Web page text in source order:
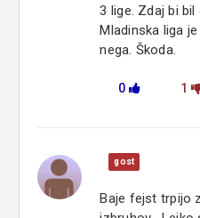
3 lige. Zdaj bi
Mladinska liga
nega. Škoda.
0 1
gost
Baje fejst trpijo